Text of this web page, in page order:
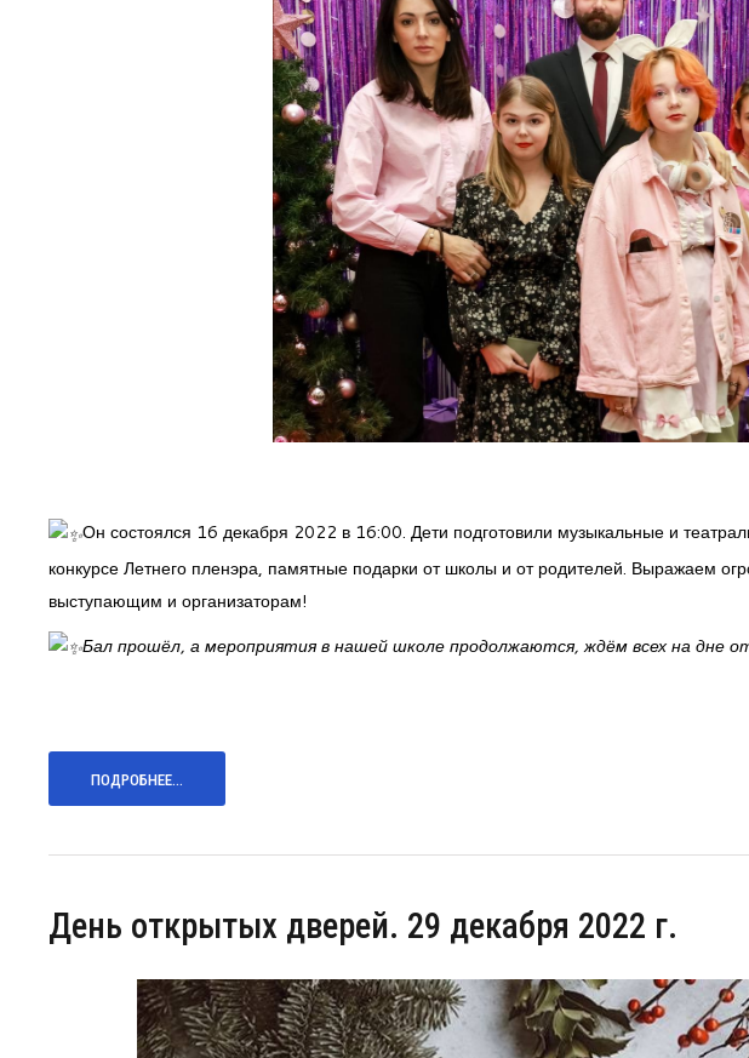
Он состоялся 16 декабря 2022 в 16:00. Дети подготовили музыкальные и
конкурсе Летнего пленэра, памятные подарки от школы и от родителей. Выражаем
выступающим и организаторам!
Бал прошёл, а мероприятия в нашей школе продолжаются, ждём всех на дне
ПОДРОБНЕЕ...
День открытых дверей. 29 декабря 2022 г.